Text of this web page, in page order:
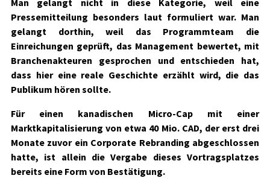
Pressemitteilung besonders laut formuliert war. Man
gelangt dorthin, weil das Programmteam die
Einreichungen geprüft, das Management bewertet, mit
Branchenakteuren gesprochen und entschieden hat,
dass hier eine reale Geschichte erzählt wird, die das
Publikum hören sollte.
Für einen kanadischen Micro-Cap mit einer
Marktkapitalisierung von etwa 40 Mio. CAD, der erst drei
Monate zuvor ein Corporate Rebranding abgeschlossen
hatte, ist allein die Vergabe dieses Vortragsplatzes
bereits eine Form von Bestätigung.